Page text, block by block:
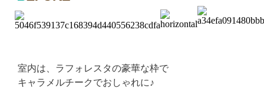
室内は、ラフォレスタの豪華な枠で
キャラメルチークでおしゃれに♪